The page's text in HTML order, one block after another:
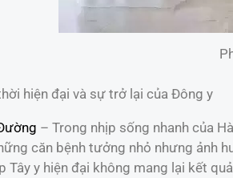
hiện đại và sự trở lại của Đông y
– Trong nhịp sống nhanh của
căn bệnh tưởng nhỏ nhưng ảnh
Tây y hiện đại không mang lại kết